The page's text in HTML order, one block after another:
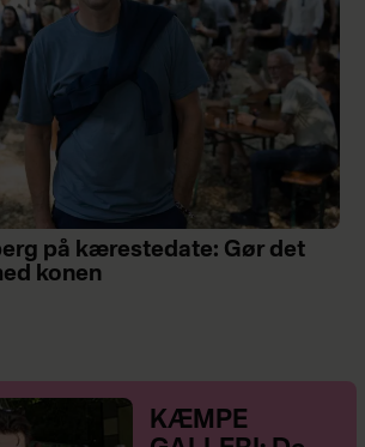
på kærestedate: Gør det
konen
KÆMPE